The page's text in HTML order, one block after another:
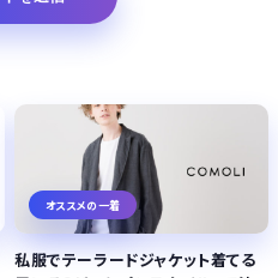
オススメの一着
私服でテーラードジャケット着てる